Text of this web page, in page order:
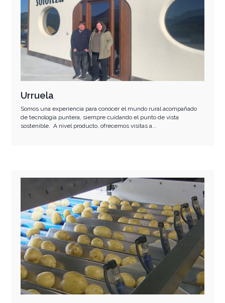
Urruela
Somos una experiencia para conocer el mundo rural acompañado
de tecnología puntera, siempre cuidando el punto de vista
sostenible. A nivel producto, ofrecemos visitas a...